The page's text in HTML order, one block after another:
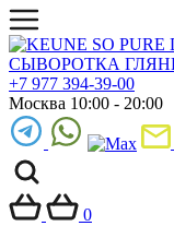
+7 977 394-39-00
Москва 10:00 - 20:00
0